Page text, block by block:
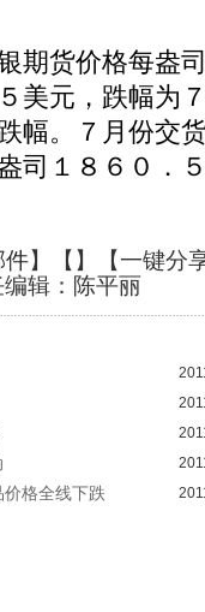
货价格每盎
美元，跌幅为
幅。７月份交
司１８６０．
件】【 】
【一键分
编辑：陈平丽
格全线下跌